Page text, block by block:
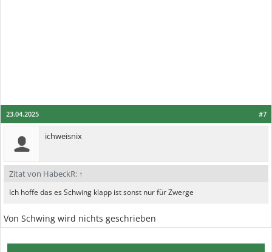
#7
23.04.2025
ichweisnix
Zitat von HabeckR: ↑
Ich hoffe das es Schwing klapp ist sonst nur für Zwerge
Von Schwing wird nichts geschrieben